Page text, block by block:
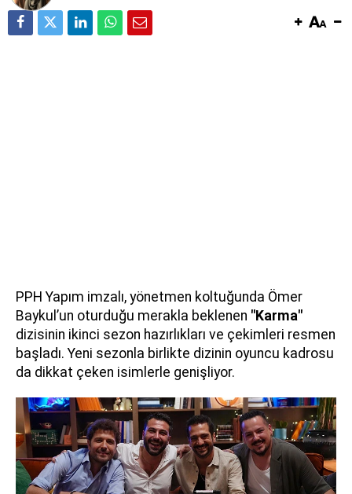
PPH Yapım imzalı, yönetmen koltuğunda Ömer
Baykul’un oturduğu merakla beklenen "Karma"
dizisinin ikinci sezon hazırlıkları ve çekimleri resmen
başladı. Yeni sezonla birlikte dizinin oyuncu kadrosu
da dikkat çeken isimlerle genişliyor.